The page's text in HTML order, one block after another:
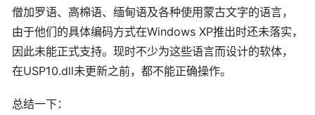
僧加罗语、高棉语、缅甸语及各种使用蒙古文字的语言，
由于他们的具体编码方式在Windows XP推出时还未落实，
因此未能正式支持。现时不少为这些语言而设计的软体，
在USP10.dll未更新之前，都不能正确操作。
总结一下：